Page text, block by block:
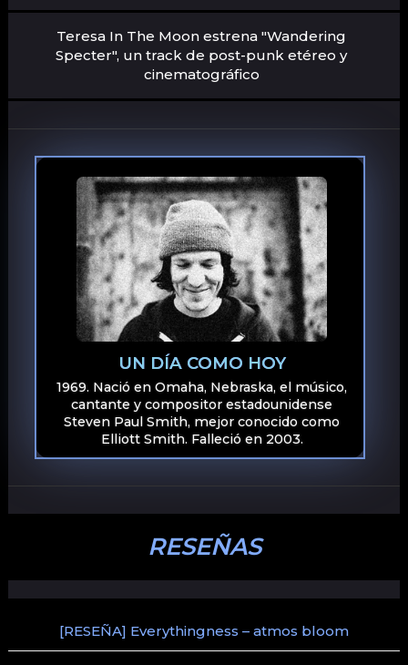
Teresa In The Moon estrena "Wandering
Specter", un track de post-punk etéreo y
cinematográfico
UN DÍA COMO HOY
1969. Nació en Omaha, Nebraska, el músico,
cantante y compositor estadounidense
Steven Paul Smith, mejor conocido como
Elliott Smith. Falleció en 2003.
RESEÑAS
[RESEÑA] Everythingness – atmos bloom